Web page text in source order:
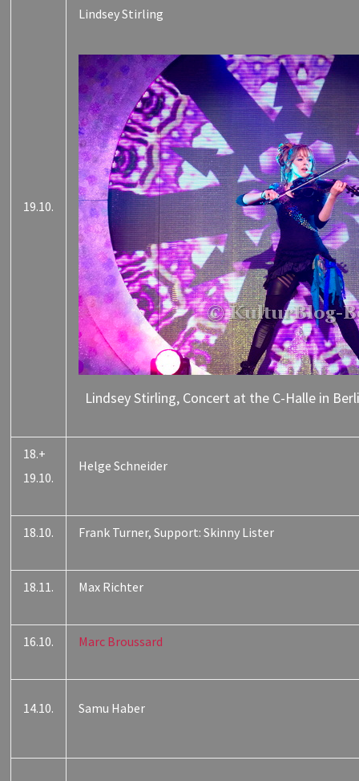
19.10.
Lindsey Stirling
Lindsey Stirling, Concert at the C-Halle in
18.+
19.10.
Helge Schneider
18.10. Frank Turner, Support: Skinny Lister
18.11. Max Richter
16.10. Marc Broussard
14.10. Samu Haber